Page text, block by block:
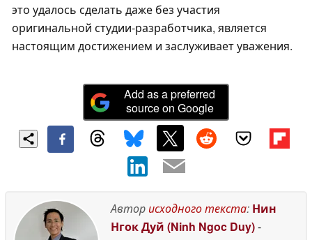
это удалось сделать даже без участия
оригинальной студии-разработчика, является
настоящим достижением и заслуживает уважения.
Add as a preferred
source on Google
Авторисходного текста: Нин
Нгок Дуй (Ninh Ngoc Duy)-